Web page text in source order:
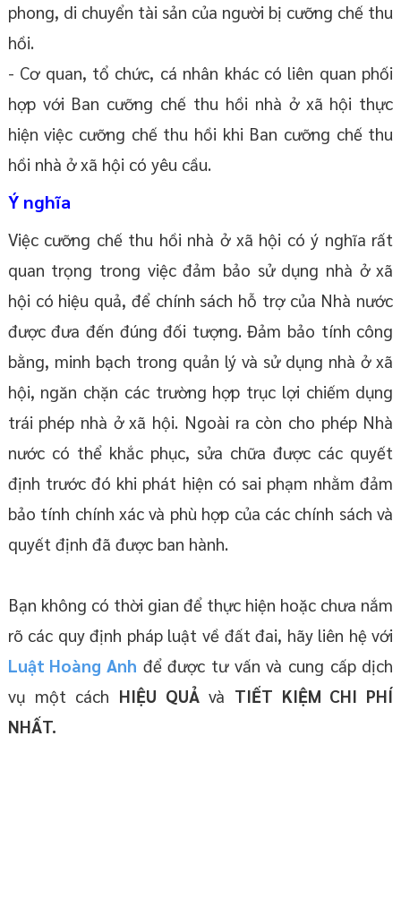
phong, di chuyển tài sản của người bị cưỡng chế thu
hồi.
- Cơ quan, tổ chức, cá nhân khác có liên quan phối
hợp với Ban cưỡng chế thu hồi nhà ở xã hội thực
hiện việc cưỡng chế thu hồi khi Ban cưỡng chế thu
hồi nhà ở xã hội có yêu cầu.
Ý nghĩa
Việc cưỡng chế thu hồi nhà ở xã hội có ý nghĩa rất
quan trọng trong việc đảm bảo sử dụng nhà ở xã
hội có hiệu quả, để chính sách hỗ trợ của Nhà nước
được đưa đến đúng đối tượng. Đảm bảo tính công
bằng, minh bạch trong quản lý và sử dụng nhà ở xã
hội, ngăn chặn các trường hợp trục lợi chiếm dụng
trái phép nhà ở xã hội. Ngoài ra còn cho phép Nhà
nước có thể khắc phục, sửa chữa được các quyết
định trước đó khi phát hiện có sai phạm nhằm đảm
bảo tính chính xác và phù hợp của các chính sách và
quyết định đã được ban hành.
Bạn không có thời gian để thực hiện hoặc chưa nắm
rõ các quy định pháp luật về đất đai, hãy liên hệ với
Luật Hoàng Anh để được tư vấn và cung cấp dịch
vụ một cách HIỆU QUẢ và TIẾT KIỆM CHI PHÍ
NHẤT.